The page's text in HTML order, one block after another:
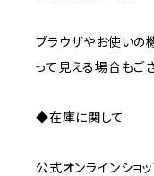
ブラウザやお使いの
って見える場合もご
◆在庫に関して
公式オンラインショ